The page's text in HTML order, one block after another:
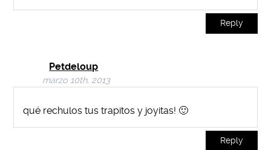
Reply
Petdeloup
marzo 10th, 2013
qué rechulos tus trapitos y joyitas! 🙂
Reply